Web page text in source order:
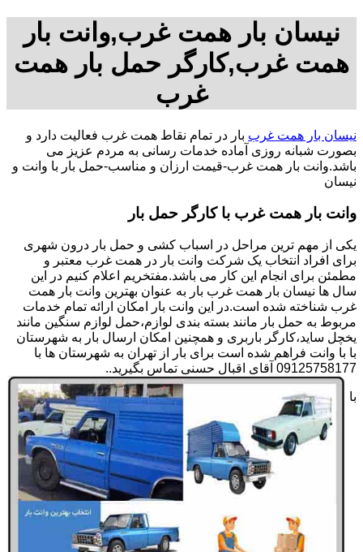
نیسان بار همت غرب,وانت بار
همت غرب,کارگر حمل بار همت
غرب
نیسان بار همت غرب بار در تمام نقاط همت غرب فعالیت دارد و
بصورت شبانه روزی آماده خدمات رسانی به مردم عزیز می
باشد.وانت بار همت غرب-قیمت ارزان و مناسب-حمل بار با وانت و
نیسان
وانت بار همت غرب با کارگر حمل بار
یکی از مهم ترین مراحل در اسباب کشی و حمل بار درون شهری
برای افراد انتخاب یک شرکت وانت بار در همت غرب معتبر و
مطمئن برای انجام این کار می باشد.مفتخریم اعلام کنیم در این
سال ها نیسان بار همت غرب بار به عنوان بهترین وانت بار همت
غرب شناخته شده است.در این وانت بار امکان ارائه تمام خدمات
مربوط به حمل بار مانند بسته بندی لوازم،حمل لوازم سنگین مانند
یخچل ساید،کارگر باربری و همچنین امکان ارسال بار به شهرستان
با با وانت فراهم شده است برای بار از تهران به شهرستان ها با
09125758177 آقای اقبال حسنی تماس بگیرید..
با